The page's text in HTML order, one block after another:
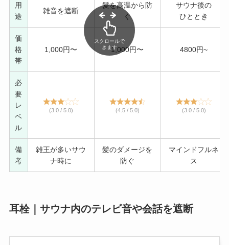
用
途
雑音を遮断
髪を高温から防
ぐ
サウナ後の
ひととき
価
格
帯
1,000円〜 1,000円〜 4800円~
必
要
レ
ベ
ル
(3.0 / 5.0) (4.5 / 5.0) (3.0 / 5.0)
備
考
雑王が多いサウ
ナ時に
髪のダメージを
防ぐ
マインドフルネ
ス
スクロールで
きます
耳栓｜サウナ内のテレビ音や会話を遮断